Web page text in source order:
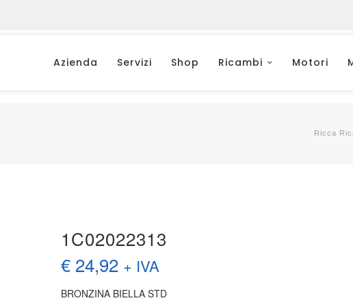
Azienda Servizi Shop Ricambi Motori
Ricca
1C02022313
€24,92 + IVA
BRONZINA BIELLA STD